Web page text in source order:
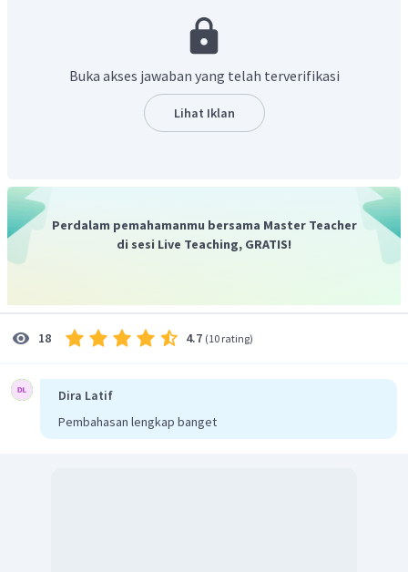
Buka akses jawaban yang telah terverifikasi
Lihat Iklan
Perdalam pemahamanmu bersama Master Teacher
di sesi Live Teaching, GRATIS!
18 4.7 (10 rating)
Dira Latif
Pembahasan lengkap banget